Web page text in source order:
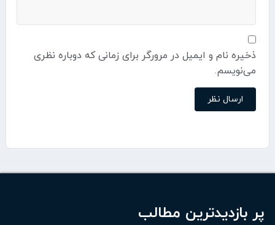
ذخیره نام و ایمیل در مرورگر برای زمانی که دوباره نظری
می‌نویسم.
پر بازدیدترین مطالب